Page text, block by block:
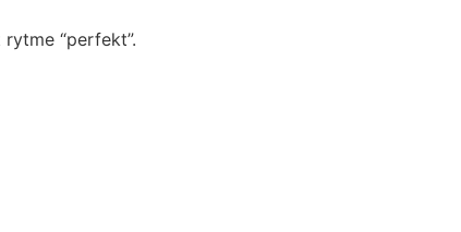
“perfekt”.